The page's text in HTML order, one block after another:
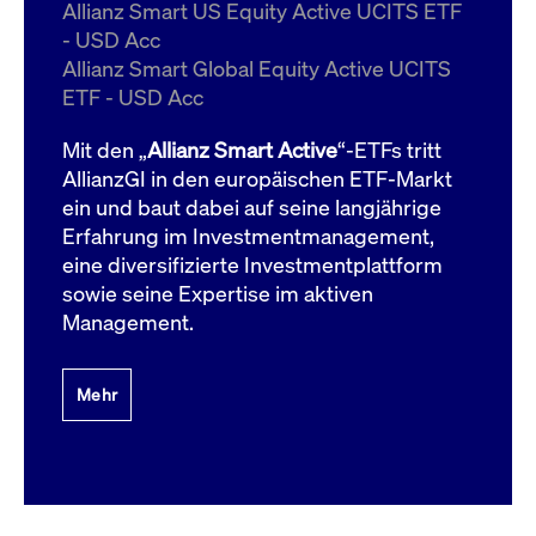
Allianz Smart US Equity Active UCITS ETF
- USD Acc
Allianz Smart Global Equity Active UCITS
ETF - USD Acc
Mit den „Allianz Smart Active“-ETFs tritt
AllianzGI in den europäischen ETF-Markt
ein und baut dabei auf seine langjährige
Erfahrung im Investmentmanagement,
eine diversifizierte Investmentplattform
sowie seine Expertise im aktiven
Management.
Mehr
ApplicationGatewayAffinityCORS
boerse.com
Domain
bis